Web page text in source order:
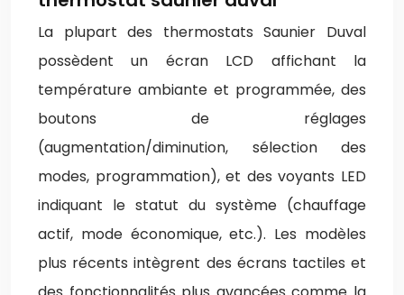
La plupart des thermostats Saunier Duval
possèdent un écran LCD affichant la
température ambiante et programmée, des
boutons de réglages
(augmentation/diminution, sélection des
modes, programmation), et des voyants LED
indiquant le statut du système (chauffage
actif, mode économique, etc.). Les modèles
plus récents intègrent des écrans tactiles et